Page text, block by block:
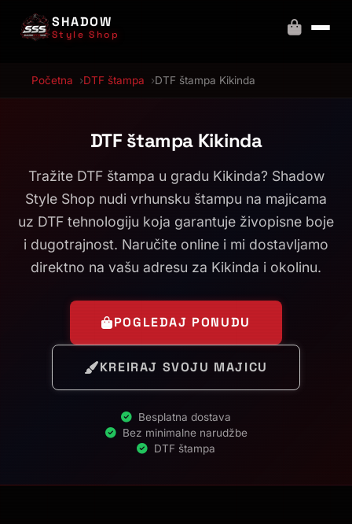
SHADOW
Style Shop
Početna DTF štampa DTF štampa Kikinda
DTF štampa Kikinda
Tražite DTF štampa u gradu Kikinda? Shadow
Style Shop nudi vrhunsku štampu na majicama
uz DTF tehnologiju koja garantuje živopisne boje
i dugotrajnost. Naručite online i mi dostavljamo
direktno na vašu adresu za Kikinda i okolinu.
POGLEDAJ PONUDU
KREIRAJ SVOJU MAJICU
Besplatna dostava
Bez minimalne narudžbe
DTF štampa